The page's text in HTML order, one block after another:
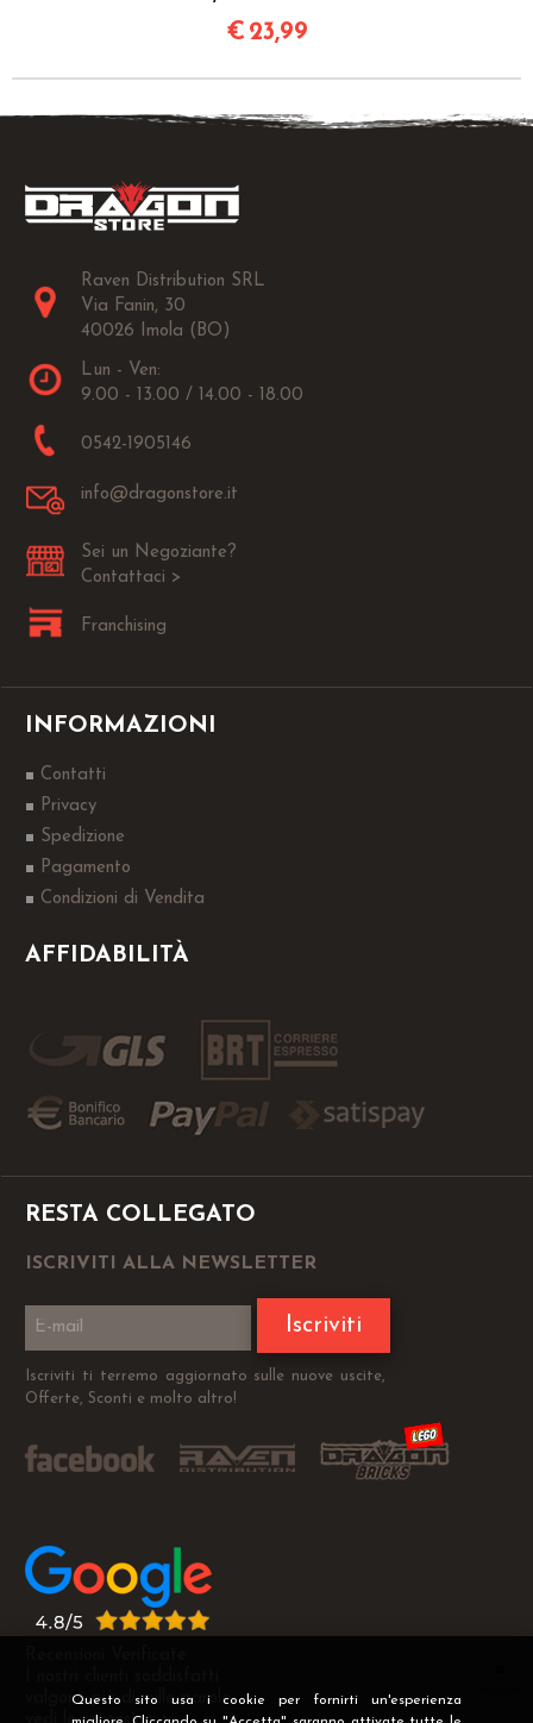
Questo sito usa i cookie per fornirti un'esperienza
€ 23,99
Raven Distribution SRL
Via Fanin, 30
40026 Imola (BO)
Lun - Ven:
9.00 - 13.00 / 14.00 - 18.00
0542-1905146
info@dragonstore.it
Sei un Negoziante?
Contattaci >
Franchising
INFORMAZIONI
Contatti
Privacy
Spedizione
Pagamento
Condizioni di Vendita
AFFIDABILITÀ
RESTA COLLEGATO
ISCRIVITI ALLA NEWSLETTER
Iscriviti
Iscriviti ti terremo aggiornato sulle nuove uscite,
Offerte, Sconti e molto altro!
valgono più di mille parole